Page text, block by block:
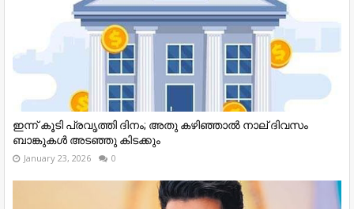
ഇന്ന് കൂടി പ്രവൃത്തി ദിനം; അതു കഴിഞ്ഞാല്‍ നാല് ദിവസം
ബാങ്കുകള്‍ അടഞ്ഞു കിടക്കും
January 23, 2026 0